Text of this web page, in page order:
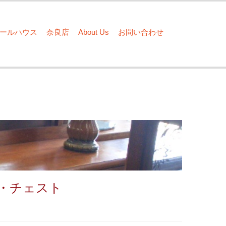
ドールハウス 奈良店 About Us お問い合わせ
チェスト